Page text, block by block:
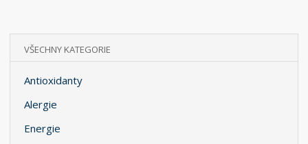
VŠECHNY KATEGORIE
Antioxidanty
Alergie
Energie